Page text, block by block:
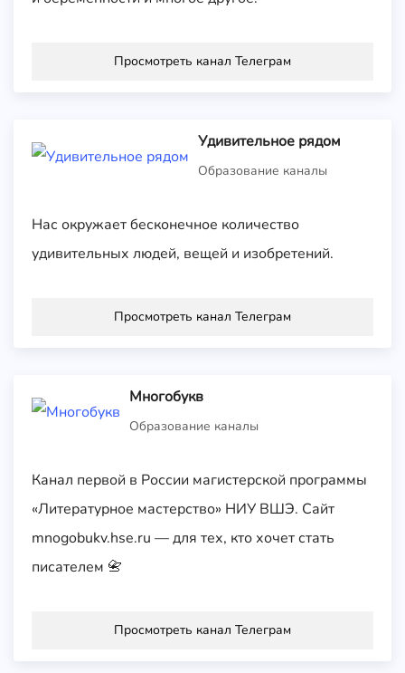
Просмотреть канал Телеграм
Удивительное рядом
Образование каналы
Нас окружает бесконечное количество
удивительных людей, вещей и изобретений.
Просмотреть канал Телеграм
Многобукв
Образование каналы
Канал первой в России магистерской программы
«Литературное мастерство» НИУ ВШЭ. Сайт
mnogobukv.hse.ru — для тех, кто хочет стать
писателем 📇
Просмотреть канал Телеграм